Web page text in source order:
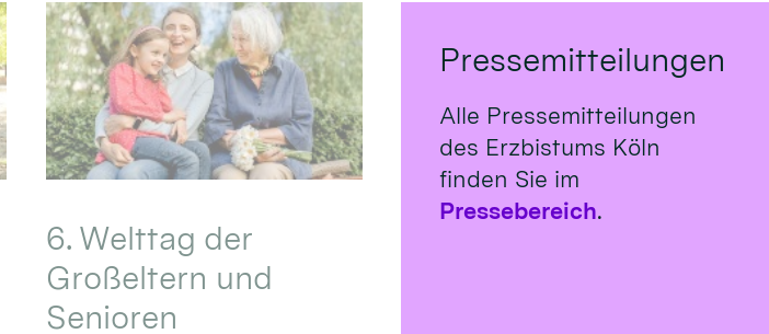
6. Welttag der
Großeltern und
Senioren
Pressemitteilungen
Alle Pressemitteilungen
des Erzbistums Köln
finden Sie im
Pressebereich.